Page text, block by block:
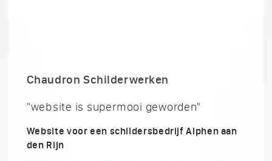
Chaudron Schilderwerken
"website is supermooi geworden"
Website voor een schildersbedrijf Alphen aan
den Rijn